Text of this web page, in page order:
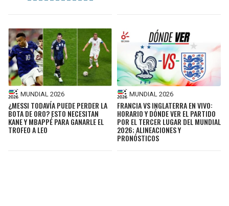
MUNDIAL 2026
¿MESSI TODAVÍA PUEDE PERDER LA
BOTA DE ORO? ESTO NECESITAN
KANE Y MBAPPÉ PARA GANARLE EL
TROFEO A LEO
MUNDIAL 2026
FRANCIA VS INGLATERRA EN VIVO:
HORARIO Y DÓNDE VER EL PARTIDO
POR EL TERCER LUGAR DEL MUNDIAL
2026; ALINEACIONES Y
PRONÓSTICOS